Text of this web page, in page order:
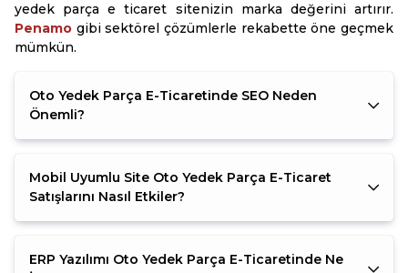
yedek parça e ticaret sitenizin marka değerini artırır.
Penamo gibi sektörel çözümlerle rekabette öne geçmek
mümkün.
Oto Yedek Parça E-Ticaretinde SEO Neden
Önemli?
Mobil Uyumlu Site Oto Yedek Parça E-Ticaret
Satışlarını Nasıl Etkiler?
ERP Yazılımı Oto Yedek Parça E-Ticaretinde Ne